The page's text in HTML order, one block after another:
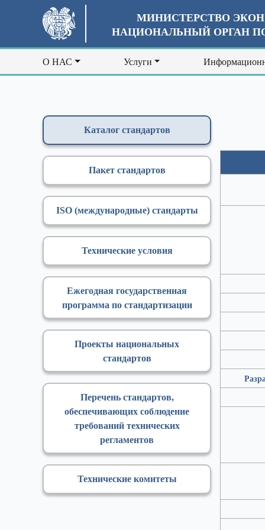
МИНИСТЕРСТВО
НАЦИОНАЛЬНЫЙ ОРГАН
О НАС Услуги
Каталог стандартов
Пакет стандартов
ISO (международные) стандарты
Технические условия
Ежегодная государственная
программа по стандартизации
Проекты национальных
стандартов
Перечень стандартов,
обеспечивающих соблюдение
требований технических
регламентов
Технические комитеты